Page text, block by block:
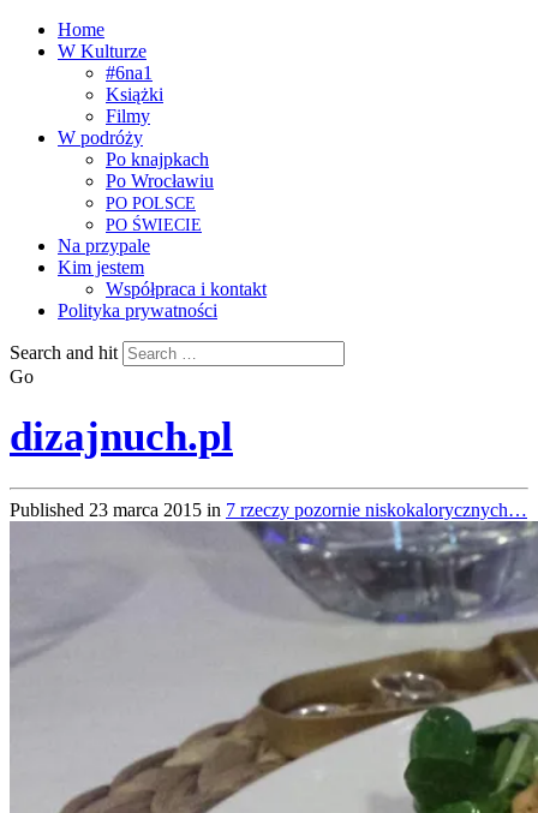
Home
W Kulturze
#6na1
Książki
Filmy
W podróży
Po knajpkach
Po Wrocławiu
PO POLSCE
PO ŚWIECIE
Na przypale
Kim jestem
Współpraca i kontakt
Polityka prywatności
Search and hit
Go
dizajnuch.pl
Published 23 marca 2015 in 7 rzeczy pozornie niskokalorycznych…